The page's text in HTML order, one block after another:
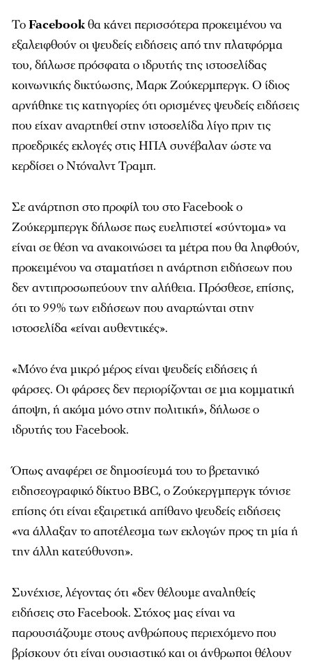
ΤοFacebookθα κάνει περισσότερα προκειμένου να
εξαλειφθούν οι ψευδείς ειδήσεις από την πλατφόρμα
του, δήλωσε πρόσφατα ο ιδρυτής της ιστοσελίδας
κοινωνικής δικτύωσης, Μαρκ Ζούκερμπεργκ. Ο ίδιος
αρνήθηκε τις κατηγορίες ότι ορισμένες ψευδείς ειδήσεις
που είχαν αναρτηθεί στην ιστοσελίδα λίγο πριν τις
προεδρικές εκλογές στις ΗΠΑ συνέβαλαν ώστε να
κερδίσει ο Ντόναλντ Τραμπ.
Σε ανάρτηση στο προφίλ του στο Facebook ο
Ζούκερμπεργκ δήλωσε πως ευελπιστεί «σύντομα» να
είναι σε θέση να ανακοινώσει τα μέτρα που θα ληφθούν,
προκειμένου να σταματήσει η ανάρτηση ειδήσεων που
δεν αντιπροσωπεύουν την αλήθεια. Πρόσθεσε, επίσης,
ότι το 99% των ειδήσεων που αναρτώνται στην
ιστοσελίδα «είναι αυθεντικές».
«Μόνο ένα μικρό μέρος είναι ψευδείς ειδήσεις ή
φάρσες. Οι φάρσες δεν περιορίζονται σε μια κομματική
άποψη, ή ακόμα μόνο στην πολιτική», δήλωσε ο
ιδρυτής του Facebook.
Όπως αναφέρει σε δημοσίευμά του το βρετανικό
ειδησεογραφικό δίκτυο BBC, ο Ζούκεργμπεργκ τόνισε
επίσης ότι είναι εξαιρετικά απίθανο ψευδείς ειδήσεις
«να άλλαξαν το αποτέλεσμα των εκλογών προς τη μία ή
την άλλη κατεύθυνση».
Συνέχισε, λέγοντας ότι «δεν θέλουμε αναληθείς
ειδήσεις στο Facebook. Στόχος μας είναι να
παρουσιάζουμε στους ανθρώπους περιεχόμενο που
βρίσκουν ότι είναι ουσιαστικό και οι άνθρωποι θέλουν